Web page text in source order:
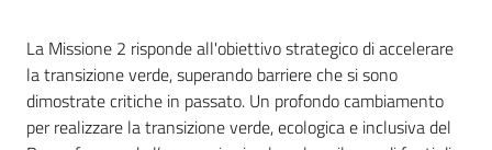
Segnalazioni
La Missione 2 risponde all'obiettivo strategico di accelerare
la transizione verde, superando barriere che si sono
dimostrate critiche in passato. Un profondo cambiamento
per realizzare la transizione verde, ecologica e inclusiva del